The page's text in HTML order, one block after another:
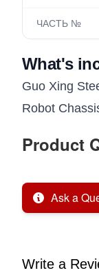
ЧАСТЬ №
What's
Guo Xing
Robot
Product
Ask a
Write a